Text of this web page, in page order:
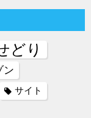
どり
ン
サイト